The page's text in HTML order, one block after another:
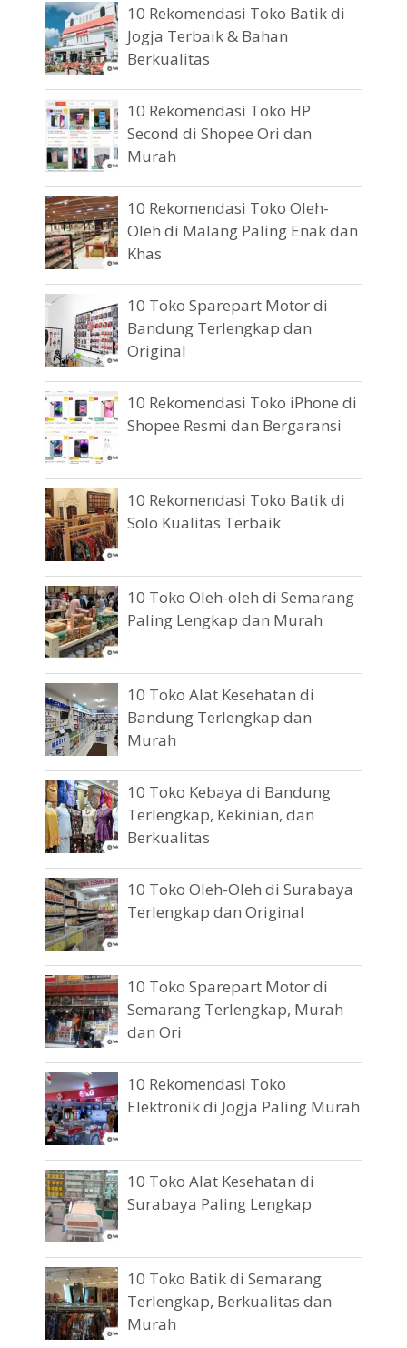
10 Rekomendasi Toko Batik di
Jogja Terbaik & Bahan
Berkualitas
10 Rekomendasi Toko HP
Second di Shopee Ori dan
Murah
10 Rekomendasi Toko Oleh-
Oleh di Malang Paling Enak dan
Khas
10 Toko Sparepart Motor di
Bandung Terlengkap dan
Original
10 Rekomendasi Toko iPhone di
Shopee Resmi dan Bergaransi
10 Rekomendasi Toko Batik di
Solo Kualitas Terbaik
10 Toko Oleh-oleh di Semarang
Paling Lengkap dan Murah
10 Toko Alat Kesehatan di
Bandung Terlengkap dan
Murah
10 Toko Kebaya di Bandung
Terlengkap, Kekinian, dan
Berkualitas
10 Toko Oleh-Oleh di Surabaya
Terlengkap dan Original
10 Toko Sparepart Motor di
Semarang Terlengkap, Murah
dan Ori
10 Rekomendasi Toko
Elektronik di Jogja Paling Murah
10 Toko Alat Kesehatan di
Surabaya Paling Lengkap
10 Toko Batik di Semarang
Terlengkap, Berkualitas dan
Murah